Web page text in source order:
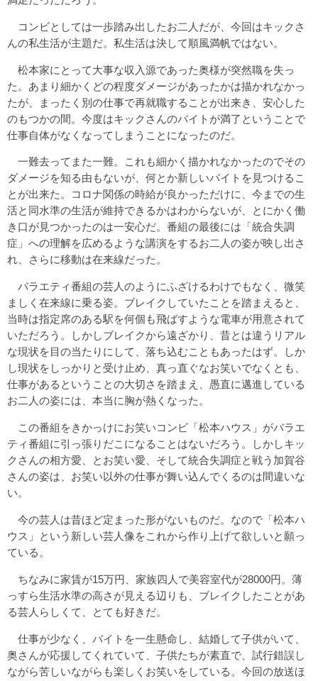
コンビとしては一歩踏み出したお二人だが、今回はキックさ
んの私生活が主題だ。私生活は決して順風満帆ではない。
松本家にとって大事な収入源であった奥様が突然職を失っ
た。あまり細かくどの程度ダメージがあったかは描かれなかっ
たが、まったく別の仕事で再就職することが出来き、安心した
のもつかの間。今度はキックさんのバイトが満了ということで
仕事自体がなくなってしまうことになったのだ。
一難去ってまた一難。これも細かく描かれなかったのでその
ダメージを知る由もないが、何とか新しいバイトを見つけるこ
とが出来た。コロナ関係の時給が良かっただけに、今までの生
活と同水準の生活が維持できるかはわからないが、とにかく働
き口が見つかったのは一安心だ。番組の最後には「統合失調
症」への理解を広めるような講演をするお二人の姿が映し出さ
れ、さらに移動は在来線だった。
バラエティ番組の芸人のようにふざけるわけでもなく、微笑
ましく在来線に乗る姿。ブレイクしていたことを踏まえると、
当時は指定席のある駅を何個も飛ばすような電車が用意されて
いただろう。しかしブレイクから遠ざかり、昔とは違うリアル
な現状を目の当たりにして、落ち込むこともあったはず。しか
し現状をしっかりと受け止め、真っ直ぐなお笑いでなくとも、
仕事があるということの大切さを踏まえ、愚直に邁進している
お二人の姿には、本当に胸が熱くなった。
この番組をきかっけにお笑いコンビ「松本ハウス」がバラエ
ティ番組に引っ張りだこになることはないだろう。しかしキッ
クさんの相方愛、とお笑い愛、そして統合失調症と戦う加賀谷
さんの姿は、お笑い以外の仕事が舞い込んでくるのは間違いな
い。
今の芸人は昔ほど定まった形がないものだ。なので「松本ハ
ウス」という新しい芸人像をこれから作り上げて欲しいと願っ
ている。
ちなみに家賃が15万円、家族四人で美容室代が28000円。薄
っすら生活水準の高さが見える辺りも、ブレイクしたことがあ
る芸人らしくて、とても好きだ。
仕事が少なく、バイトを一生懸命し、結婚して子供がいて、
奥さんが応援してくれていて、子供たちが素直で、試行錯誤し
ながら苦しいながらも楽しくお笑いをしている。今回の放送ほ